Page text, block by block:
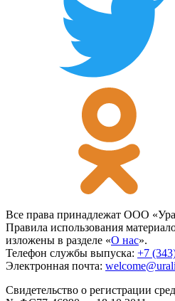
Все права принадлежат ООО
Правила использования
изложены в разделе «О нас».
Телефон службы выпуска: +7
Электронная почта:
Свидетельство о регистрации